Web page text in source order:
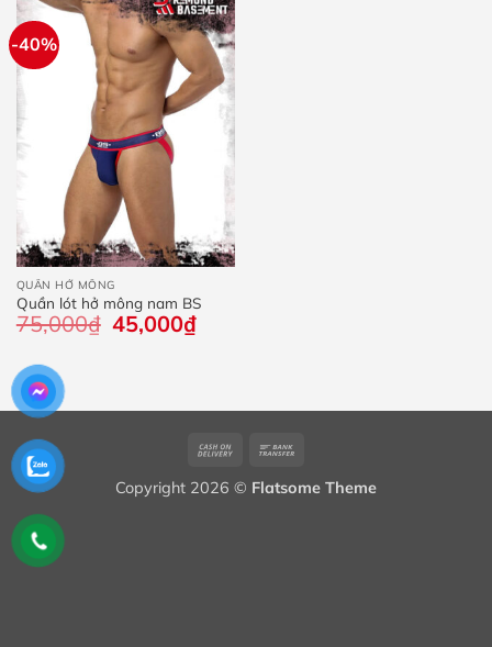
-40%
QUẦN HỞ MÔNG
Quần lót hở mông nam BS
75,000₫ Giá
gốc
45,000₫Giá
hiện
Cash
Delivery
Copyright 2026 © Flatsome Theme